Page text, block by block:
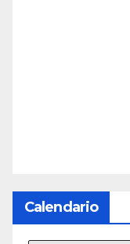
Calendario